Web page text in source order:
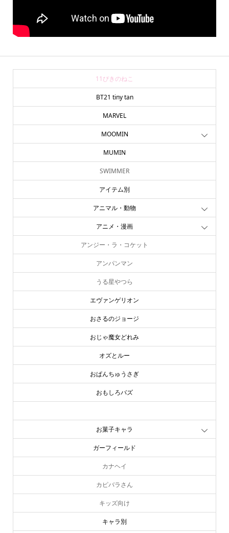
11ぴきのねこ
BT21 tiny tan
MARVEL
MOOMIN
MUMIN
SWIMMER
アイテム別
アニマル・動物
アニメ・漫画
アンジー・ラ・コケット
アンパンマン
うる星やつら
エヴァンゲリオン
おさるのジョージ
おじゃ魔女どれみ
オズとルー
おぱんちゅうさぎ
おもしろバズ
お菓子キャラ
ガーフィールド
カナヘイ
カピバラさん
キッズ向け
キャラ別